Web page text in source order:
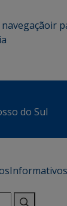
ir
do Sul
Informativos